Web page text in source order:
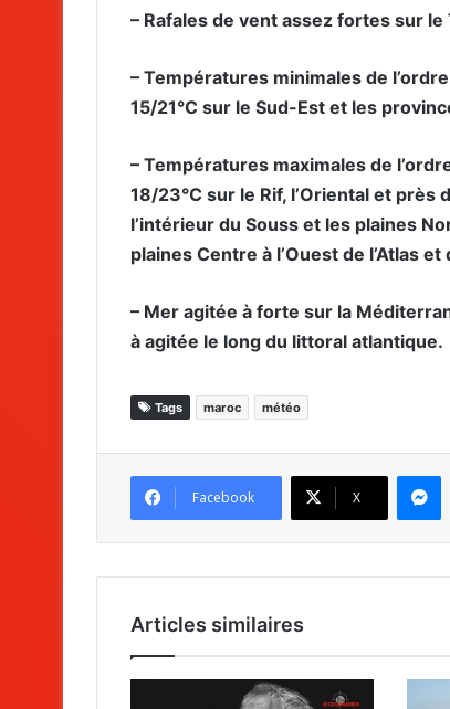
– Rafales de vent assez fortes sur
– Températures minimales de
15/21°C sur le Sud-Est et les
– Températures maximales de
18/23°C sur le Rif, l’Oriental et
l’intérieur du Souss et les plaines
plaines Centre à l’Ouest de l’Atlas
– Mer agitée à forte sur la
à agitée le long du littoral atlantique.
Tags maroc météo
Facebook X
Articles similaires